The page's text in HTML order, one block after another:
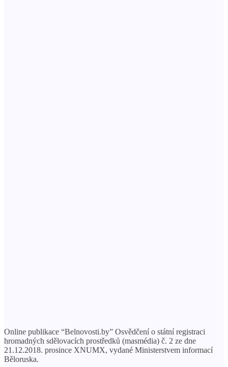
Online publikace “Belnovosti.by” Osvědčení o státní registraci
hromadných sdělovacích prostředků (masmédia) č. 2 ze dne
21.12.2018. prosince XNUMX, vydané Ministerstvem informací
Běloruska.